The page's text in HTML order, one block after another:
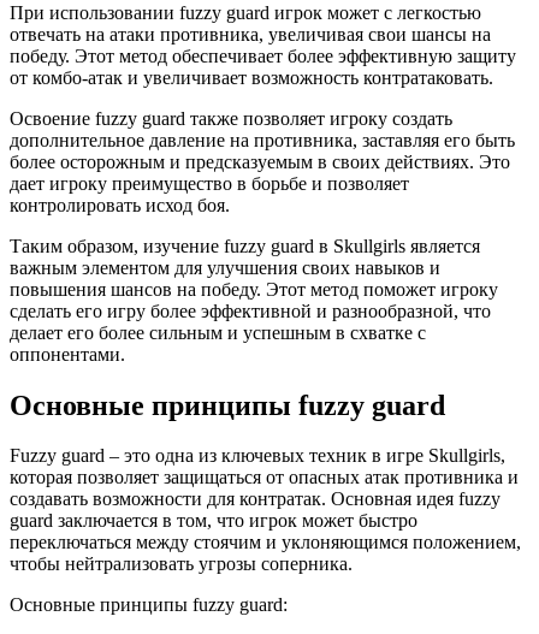
При использовании fuzzy guard игрок может с легкостью
отвечать на атаки противника, увеличивая свои шансы на
победу. Этот метод обеспечивает более эффективную защиту
от комбо-атак и увеличивает возможность контратаковать.
Освоение fuzzy guard также позволяет игроку создать
дополнительное давление на противника, заставляя его быть
более осторожным и предсказуемым в своих действиях. Это
дает игроку преимущество в борьбе и позволяет
контролировать исход боя.
Таким образом, изучение fuzzy guard в Skullgirls является
важным элементом для улучшения своих навыков и
повышения шансов на победу. Этот метод поможет игроку
сделать его игру более эффективной и разнообразной, что
делает его более сильным и успешным в схватке с
оппонентами.
Основные принципы fuzzy guard
Fuzzy guard – это одна из ключевых техник в игре Skullgirls,
которая позволяет защищаться от опасных атак противника и
создавать возможности для контратак. Основная идея fuzzy
guard заключается в том, что игрок может быстро
переключаться между стоячим и уклоняющимся положением,
чтобы нейтрализовать угрозы соперника.
Основные принципы fuzzy guard: